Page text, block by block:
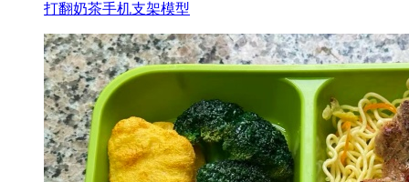
打翻奶茶手机支架模型